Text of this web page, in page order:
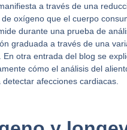
a través de una
oxígeno que el cuerpo
durante una prueba de
graduada a través de una
En otra entrada del blog se
cómo el análisis del
detectar afecciones cardiacas.